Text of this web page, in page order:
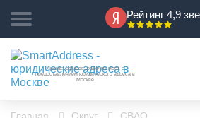
Рейтинг 4,9
Аренда офисов, рабочих мест, с
предоставлением юридического адреса в
Москве